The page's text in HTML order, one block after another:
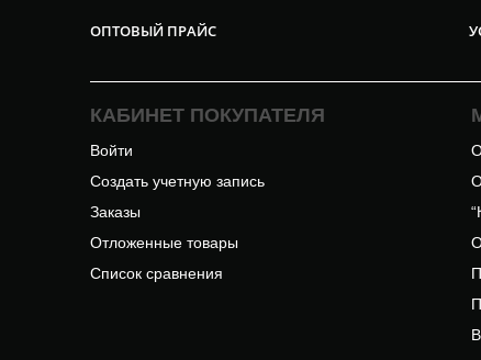
ОПТОВЫЙ ПРАЙС
КАБИНЕТ ПОКУПАТЕЛЯ
Войти
Создать учетную запись
Заказы
Отложенные товары
Список сравнения